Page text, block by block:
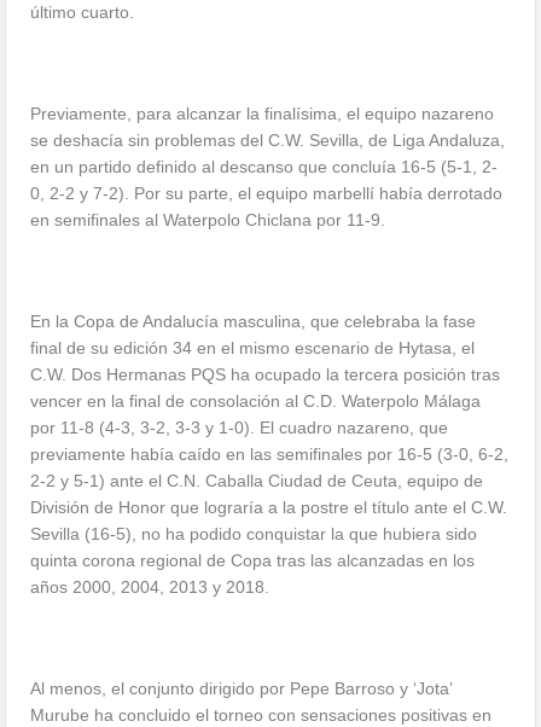
último cuarto.
Previamente, para alcanzar la finalísima, el equipo nazareno
se deshacía sin problemas del C.W. Sevilla, de Liga Andaluza,
en un partido definido al descanso que concluía 16-5 (5-1, 2-
0, 2-2 y 7-2). Por su parte, el equipo marbellí había derrotado
en semifinales al Waterpolo Chiclana por 11-9.
En la Copa de Andalucía masculina, que celebraba la fase
final de su edición 34 en el mismo escenario de Hytasa, el
C.W. Dos Hermanas PQS ha ocupado la tercera posición tras
vencer en la final de consolación al C.D. Waterpolo Málaga
por 11-8 (4-3, 3-2, 3-3 y 1-0). El cuadro nazareno, que
previamente había caído en las semifinales por 16-5 (3-0, 6-2,
2-2 y 5-1) ante el C.N. Caballa Ciudad de Ceuta, equipo de
División de Honor que lograría a la postre el título ante el C.W.
Sevilla (16-5), no ha podido conquistar la que hubiera sido
quinta corona regional de Copa tras las alcanzadas en los
años 2000, 2004, 2013 y 2018.
Al menos, el conjunto dirigido por Pepe Barroso y ‘Jota’
Murube ha concluido el torneo con sensaciones positivas en